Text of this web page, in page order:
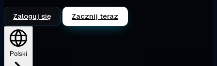
Zaloguj się Zacznij teraz
Polski